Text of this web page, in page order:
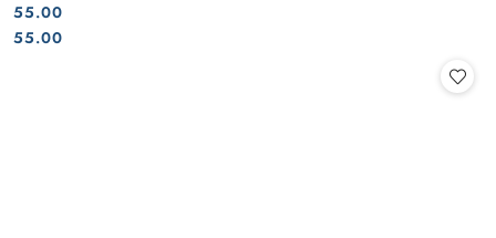
Cena:
55.00
Cena:
55.00